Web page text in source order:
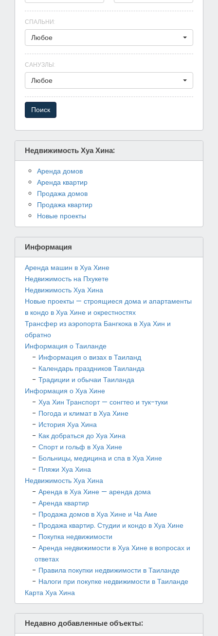
СПАЛЬНИ:
Любое
САНУЗЛЫ:
Любое
Недвижимость Хуа Хина:
Аренда домов
Аренда квартир
Продажа домов
Продажа квартир
Новые проекты
Информация
Аренда машин в Хуа Хине
Недвижимость на Пхукете
Недвижимость Хуа Хина
Новые проекты — строящиеся дома и апартаменты
в кондо в Хуа Хине и окрестностях
Трансфер из аэропорта Бангкока в Хуа Хин и
обратно
Информация о Таиланде
Информация о визах в Таиланд
Календарь праздников Таиланда
Традиции и обычаи Таиланда
Информация о Хуа Хине
Хуа Хин Транспорт — сонгтео и тук-туки
Погода и климат в Хуа Хине
История Хуа Хина
Как добраться до Хуа Хина
Спорт и гольф в Хуа Хине
Больницы, медицина и спа в Хуа Хине
Пляжи Хуа Хина
Недвижимость Хуа Хина
Аренда в Хуа Хине — аренда дома
Аренда квартир
Продажа домов в Хуа Хине и Ча Аме
Продажа квартир. Студии и кондо в Хуа Хине
Покупка недвижимости
Аренда недвижимости в Хуа Хине в вопросах и
ответах
Правила покупки недвижимости в Таиланде
Налоги при покупке недвижимости в Таиланде
Карта Хуа Хина
Недавно добавленные объекты: